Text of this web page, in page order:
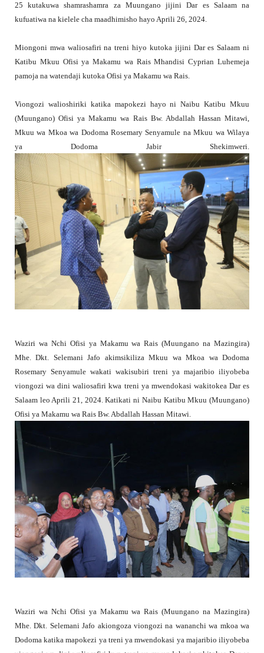
25 kutakuwa shamrashamra za Muungano jijini Dar es Salaam na
kufuatiwa na kielele cha maadhimisho hayo Aprili 26, 2024.
Miongoni mwa waliosafiri na treni hiyo kutoka jijini Dar es Salaam ni
Katibu Mkuu Ofisi ya Makamu wa Rais Mhandisi Cyprian Luhemeja
pamoja na watendaji kutoka Ofisi ya Makamu wa Rais.
Viongozi walioshiriki katika mapokezi hayo ni Naibu Katibu Mkuu
(Muungano) Ofisi ya Makamu wa Rais Bw. Abdallah Hassan Mitawi,
Mkuu wa Mkoa wa Dodoma Rosemary Senyamule na Mkuu wa Wilaya
ya Dodoma Jabir Shekimweri.
Waziri wa Nchi Ofisi ya Makamu wa Rais (Muungano na Mazingira)
Mhe. Dkt. Selemani Jafo akimsikiliza Mkuu wa Mkoa wa Dodoma
Rosemary Senyamule wakati wakisubiri treni ya majaribio iliyobeba
viongozi wa dini waliosafiri kwa treni ya mwendokasi wakitokea Dar es
Salaam leo Aprili 21, 2024. Katikati ni Naibu Katibu Mkuu (Muungano)
Ofisi ya Makamu wa Rais Bw. Abdallah Hassan Mitawi.
Waziri wa Nchi Ofisi ya Makamu wa Rais (Muungano na Mazingira)
Mhe. Dkt. Selemani Jafo akiongoza viongozi na wananchi wa mkoa wa
Dodoma katika mapokezi ya treni ya mwendokasi ya majaribio iliyobeba